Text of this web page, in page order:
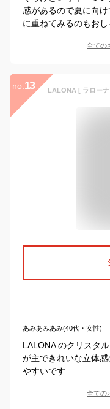
感があるので夏に向
に重ねてみるのもおし
全ての
no. 13
あみあみあみ(40代・女性)
LALONA のクリスタ
が主できれいな立体
やすいです
全ての